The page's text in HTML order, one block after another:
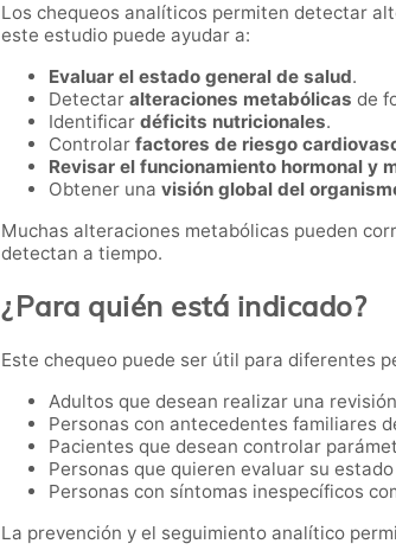
Los chequeos analíticos permiten detectar
este estudio puede ayudar a:
Evaluar el estado general de salud.
Detectar alteraciones metabólicas de
Identificar déficits nutricionales.
Controlar factores de riesgo
Revisar el funcionamiento hormonal y
Obtener una visión global del
Muchas alteraciones metabólicas pueden
detectan a tiempo.
¿Para quién está indicado?
Este chequeo puede ser útil para diferentes
Adultos que desean realizar una
Personas con antecedentes familiares
Pacientes que desean controlar
Personas que quieren evaluar su
Personas con síntomas inespecíficos
La prevención y el seguimiento analítico